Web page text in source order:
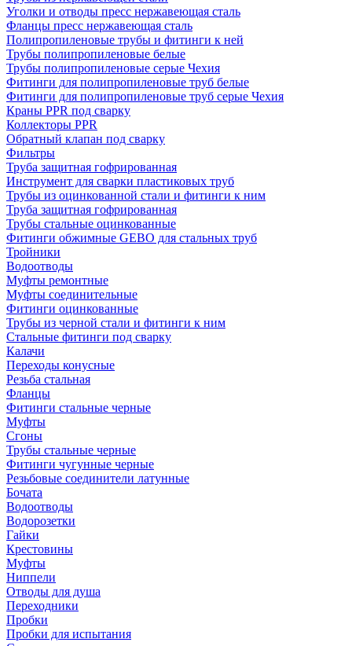
Уголки и отводы пресс нержавеющая сталь
Фланцы пресс нержавеющая сталь
Полипропиленовые трубы и фитинги к ней
Трубы полипропиленовые белые
Трубы полипропиленовые серые Чехия
Фитинги для полипропиленовые труб белые
Фитинги для полипропиленовые труб серые Чехия
Краны PPR под сварку
Коллекторы PPR
Обратный клапан под сварку
Фильтры
Труба защитная гофрированная
Инструмент для сварки пластиковых труб
Трубы из оцинкованной стали и фитинги к ним
Труба защитная гофрированная
Трубы стальные оцинкованные
Фитинги обжимные GEBO для стальных труб
Тройники
Водоотводы
Муфты ремонтные
Муфты соединительные
Фитинги оцинкованные
Трубы из черной стали и фитинги к ним
Стальные фитинги под сварку
Калачи
Переходы конусные
Резьба стальная
Фланцы
Фитинги стальные черные
Муфты
Сгоны
Трубы стальные черные
Фитинги чугунные черные
Резьбовые соединители латунные
Бочата
Водоотводы
Водорозетки
Гайки
Крестовины
Муфты
Ниппели
Отводы для душа
Переходники
Пробки
Пробки для испытания